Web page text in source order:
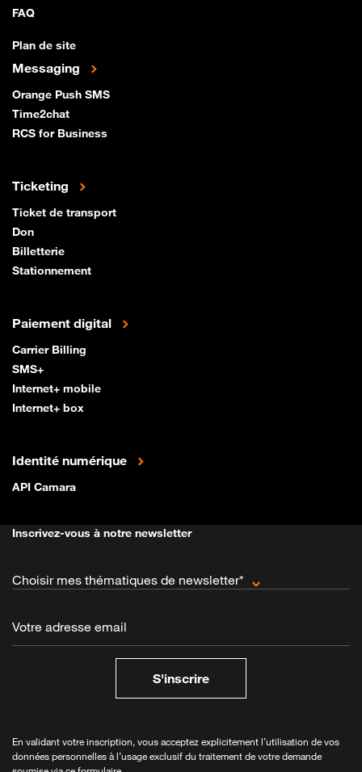
FAQ
Plan de site
Messaging
Orange Push SMS
Time2chat
RCS for Business
Ticketing
Ticket de transport
Don
Billetterie
Stationnement
Paiement digital
Carrier Billing
SMS+
Internet+ mobile
Internet+ box
Identité numérique
API Camara
Inscrivez-vous à notre newsletter
Choisir mes thématiques de newsletter*
Votre adresse email
S'inscrire
En validant votre inscription, vous acceptez explicitement l’utilisation de vos
données personnelles à l’usage exclusif du traitement de votre demande